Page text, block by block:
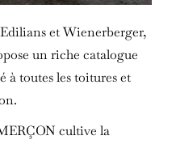
et Wienerberger,
un riche catalogue
à toutes les toitures et
cultive la